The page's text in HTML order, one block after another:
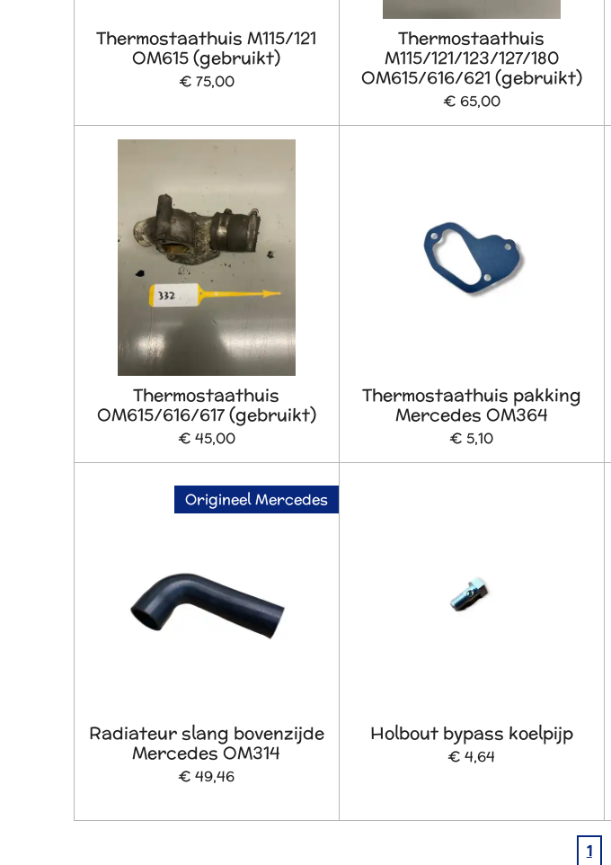
Thermostaathuis M115/121
OM615 (gebruikt)
€ 75,00
Thermostaathuis
M115/121/123/127/180
OM615/616/621 (gebruikt)
€ 65,00
Thermostaathuis
OM615/616/617 (gebruikt)
€ 45,00
Thermostaathuis pakking
Mercedes OM364
€ 5,10
Origineel Mercedes
Radiateur slang bovenzijde
Mercedes OM314
€ 49,46
Holbout bypass koelpijp
€ 4,64
1